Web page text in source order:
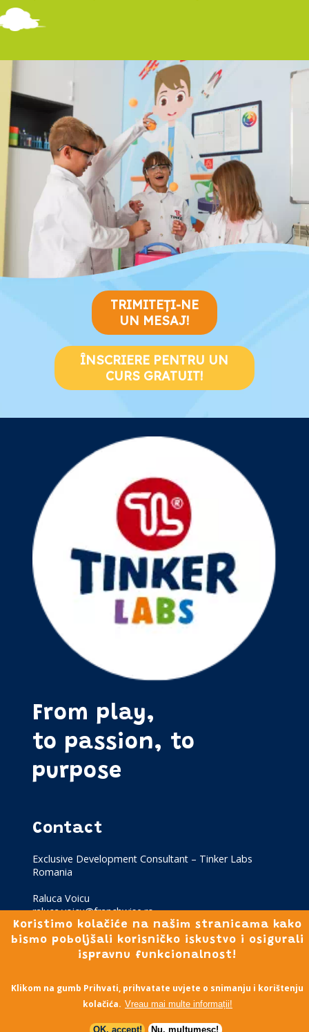
TRIMITEȚI-NE
UN MESAJ!
ÎNSCRIERE PENTRU UN
CURS GRATUIT!
From play,
to passion, to
purpose
Contact
Exclusive Development Consultant – Tinker Labs
Romania
Raluca Voicu
raluca.voicu@franchwise.ro
Koristimo kolačiće na našim stranicama kako
bismo poboljšali korisničko iskustvo i osigurali
ispravnu funkcionalnost!
Klikom na gumb Prihvati, prihvatate uvjete o snimanju i korištenju
kolačića. Vreau mai multe informații!
OK, accept! Nu, mulțumesc!